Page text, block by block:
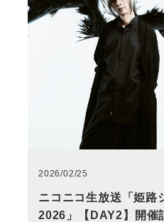
2026/02/25
ニコニコ生放送「姫路
2026」【DAY2】開催